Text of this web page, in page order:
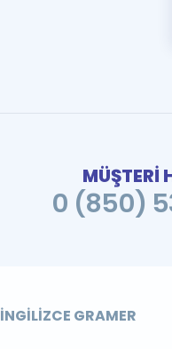
MÜŞTERİ
0 (850)
İNGILIZCE GRAMER